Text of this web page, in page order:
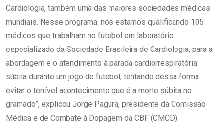
Cardiologia, também uma das maiores sociedades médicas
mundiais. Nesse programa, nós estamos qualificando 105
médicos que trabalham no futebol em laboratório
especializado da Sociedade Brasileira de Cardiologia, para a
abordagem e o atendimento à parada cardiorrespiratória
súbita durante um jogo de futebol, tentando dessa forma
evitar o terrível acontecimento que é a morte súbita no
gramado”, explicou Jorge Pagura, presidente da Comissão
Médica e de Combate à Dopagem da CBF (CMCD)